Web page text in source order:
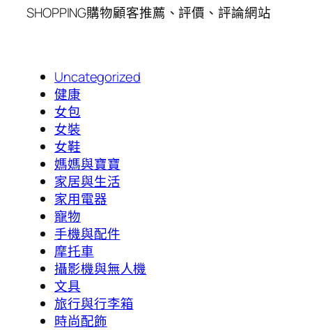
SHOPPING購物顧客推薦、評價、評論網站
Uncategorized
健康
女包
女裝
女鞋
媽媽與寶寶
家居與生活
家用電器
寵物
手機與配件
摩托車
攝影機與無人機
文具
旅行與行李箱
時尚配飾